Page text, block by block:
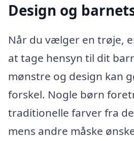
Design og
Når du vælger en trøje,
at tage hensyn til dit
mønstre og design kan
forskel. Nogle børn
traditionelle farver fra
mens andre måske